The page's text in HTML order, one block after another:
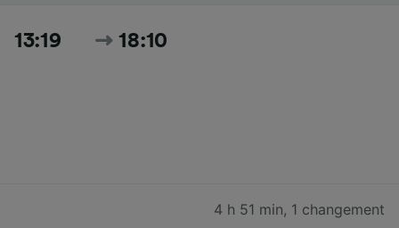
13:19 18:10
4 h 51 min, 1 changement